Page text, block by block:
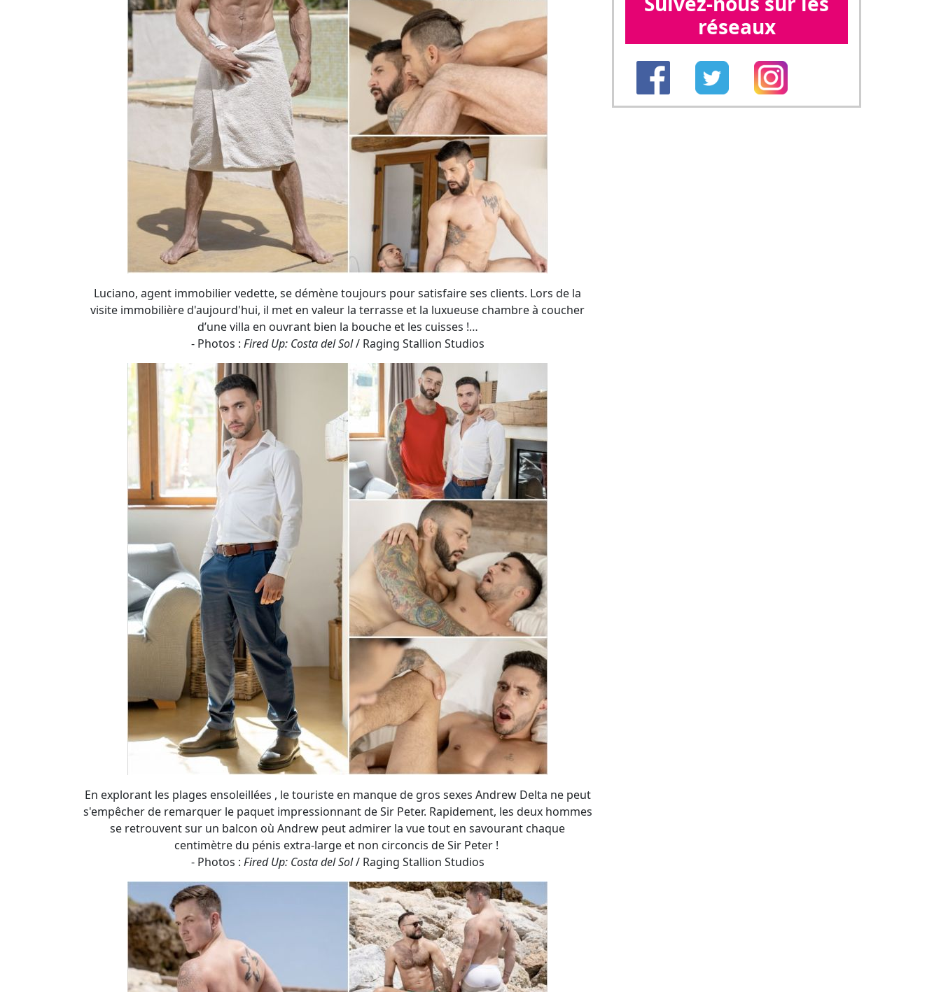
Luciano, agent immobilier vedette, se démène toujours pour satisfaire ses clients. Lors de la
visite immobilière d'aujourd'hui, il met en valeur la terrasse et la luxueuse chambre à coucher
d’une villa en ouvrant bien la bouche et les cuisses !…
- Photos :
Fired Up: Costa del Sol / Raging Stallion Studios
En explorant les plages ensoleillées , le touriste en manque de gros sexes Andrew Delta ne peut
s'empêcher de remarquer le paquet impressionnant de Sir Peter. Rapidement, les deux hommes
se retrouvent sur un balcon où Andrew peut admirer la vue tout en savourant chaque
centimètre du pénis extra-large et non circoncis de Sir Peter !
- Photos : Fired Up: Costa del Sol / Raging Stallion Studios